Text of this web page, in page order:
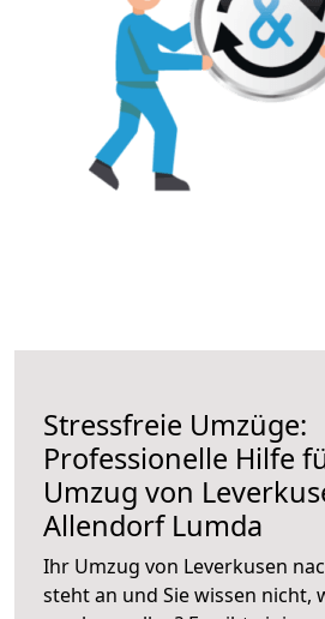
Stressfreie Umzüge:
Professionelle Hilfe
Umzug von
Allendorf Lumda
Ihr Umzug von Leverkusen
steht an und Sie wissen nicht,